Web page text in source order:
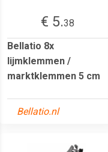
€ 5.38
Bellatio 8x
lijmklemmen /
marktklemmen 5 cm
Bellatio.nl